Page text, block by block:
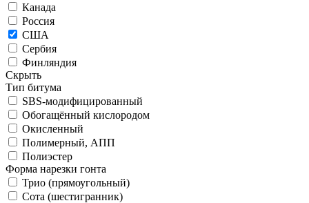
Канада
Россия
США
Сербия
Финляндия
Скрыть
Тип битума
SBS-модифицированный
Обогащённый кислородом
Окисленный
Полимерный, АПП
Полиэстер
Форма нарезки гонта
Трио (прямоугольный)
Сота (шестигранник)